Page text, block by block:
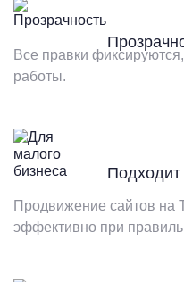
Все правки
работы.
Подходит
Продвижение сайтов на
эффективно при